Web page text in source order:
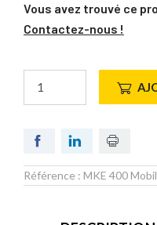
Vous avez trouvé ce
Contactez-nous !
Référence : MKE 400